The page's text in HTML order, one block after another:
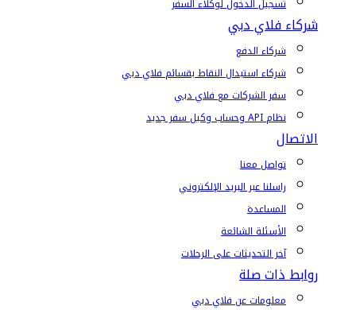
تسجيل الدخول لوكلاء السفر
شركاء فلاي دبي
شركاء الدفع
شركاء استبدال النقاط بقسائم فلاي دبي
سفر الشركات مع فلاي دبي
نظام API وحساب وكيل سفر جديد
الاتصال
تواصل معنا
راسلنا عبر البريد الإلكتروني
المساعدة
الأسئلة الشائعة
آخر التحديثات على الرحلات
روابط ذات صلة
معلومات عن فلاي دبي